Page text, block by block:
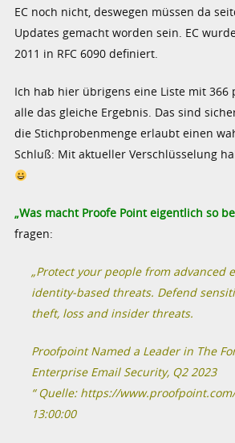
EC noch nicht, deswegen müssen da
Updates gemacht worden sein. EC
2011 in RFC 6090 definiert.
Ich hab hier übrigens eine Liste mit 366
alle das gleiche Ergebnis. Das sind
die Stichprobenmenge erlaubt einen
Schluß: Mit aktueller Verschlüsselung
„Was macht Proofe Point eigentlich so
fragen:
„Protect your people from advanced
identity-based threats. Defend
theft, loss and insider threats.
Proofpoint Named a Leader in The
Enterprise Email Security, Q2 2023
“ Quelle: https://
13:00:00